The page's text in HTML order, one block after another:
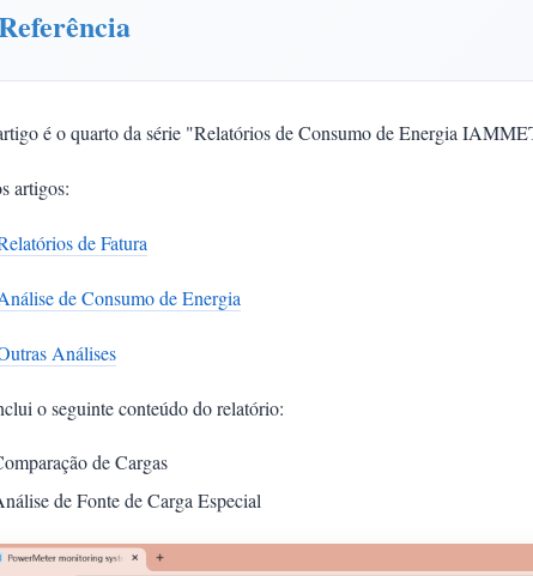
é o quarto da série "Relatórios de Consumo de Energia
artigos:
de Fatura
de Consumo de Energia
Análises
o seguinte conteúdo do relatório:
de Cargas
de Fonte de Carga Especial